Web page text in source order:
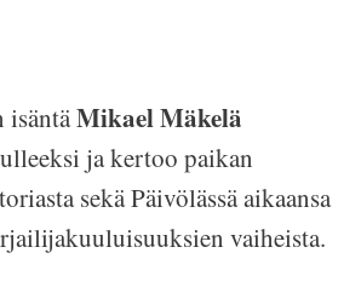
isäntäMikael Mäkelä
ja kertoo paikan
sekä Päivölässä aikaansa
vaiheista.